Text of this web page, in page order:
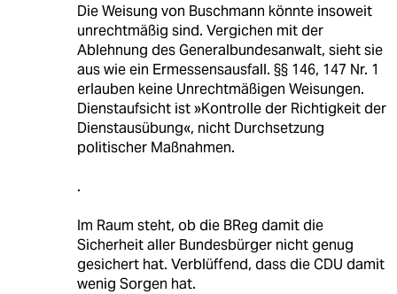
Die Weisung von Buschmann könnte insoweit
unrechtmäßig sind. Vergichen mit der
Ablehnung des Generalbundesanwalt, sieht sie
aus wie ein Ermessensausfall. §§ 146, 147 Nr. 1
erlauben keine Unrechtmäßigen Weisungen.
Dienstaufsicht ist »Kontrolle der Richtigkeit der
Dienstausübung«, nicht Durchsetzung
politischer Maßnahmen.
.
Im Raum steht, ob die BReg damit die
Sicherheit aller Bundesbürger nicht genug
gesichert hat. Verblüffend, dass die CDU damit
wenig Sorgen hat.